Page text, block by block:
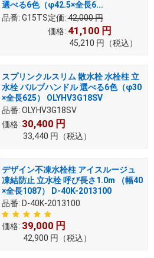
選べる6色（φ42.5×全長6...
品番: G15TS定価: 42,000円
価格: 41,100 円
45,210 円 （税込）
スプリンクルスリム 散水栓 水栓柱 立
水栓 バルブハンドル 選べる6色（φ30
×全長625） OLYHV3G18SV
品番: OLYHV3G18SV
価格: 30,400 円
33,440 円 （税込）
デザイン不凍水栓柱 アイスルージュ
凍結防止 立水栓 呼び長さ1.0m （幅40
×全長1087） D-40K-2013100
品番: D-40K-2013100
価格: 39,000 円
42,900 円 （税込）